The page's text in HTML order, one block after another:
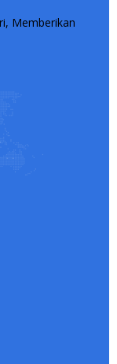
Memberikan